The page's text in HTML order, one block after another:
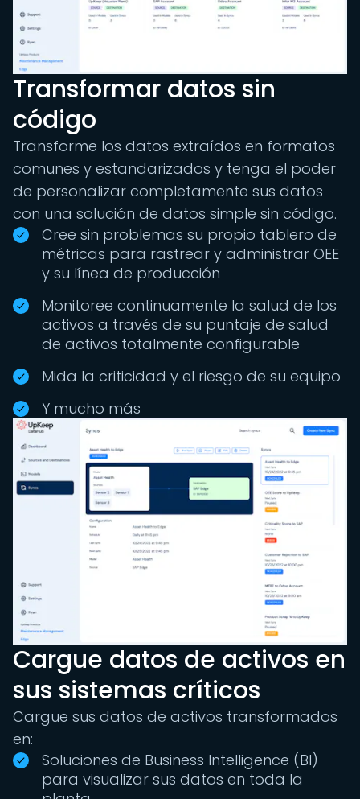
Transformar datos sin
código
Transforme los datos extraídos en formatos
comunes y estandarizados y tenga el poder
de personalizar completamente sus datos
con una solución de datos simple sin código.
Cree sin problemas su propio tablero de
métricas para rastrear y administrar OEE
y su línea de producción
Monitoree continuamente la salud de los
activos a través de su puntaje de salud
de activos totalmente configurable
Mida la criticidad y el riesgo de su equipo
Y mucho más
Cargue datos de activos en
sus sistemas críticos
Cargue sus datos de activos transformados
en:
Soluciones de Business Intelligence (BI)
para visualizar sus datos en toda la